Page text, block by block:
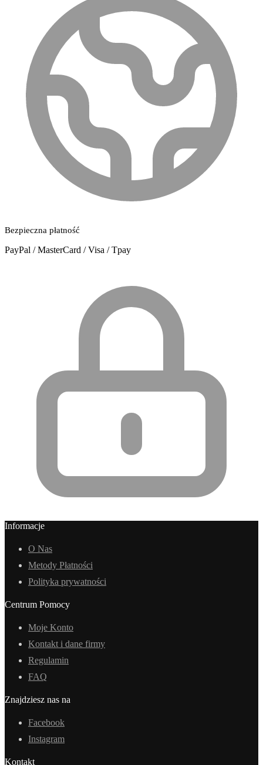
Bezpieczna płatność
PayPal / MasterCard / Visa / Tpay
Informacje
O Nas
Metody Płatności
Polityka prywatności
Centrum Pomocy
Moje Konto
Kontakt i dane firmy
Regulamin
FAQ
Znajdziesz nas na
Facebook
Instagram
Kontakt